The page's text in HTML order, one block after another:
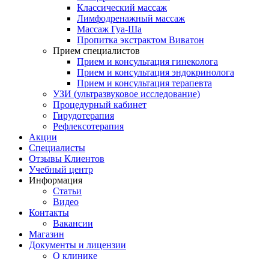
Классический массаж
Лимфодренажный массаж
Массаж Гуа-Ша
Пропитка экстрактом Виватон
Прием специалистов
Прием и консультация гинеколога
Прием и консультация эндокринолога
Прием и консультация терапевта
УЗИ (ультразвуковое исследование)
Процедурный кабинет
Гирудотерапия
Рефлексотерапия
Акции
Специалисты
Отзывы Клиентов
Учебный центр
Информация
Статьи
Видео
Контакты
Вакансии
Магазин
Документы и лицензии
О клинике